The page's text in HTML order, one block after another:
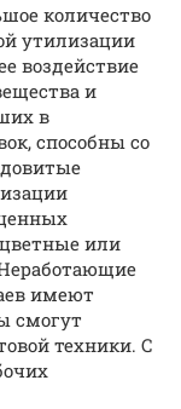
количество
утилизации
воздействие
и
в
способны со
или
имеют
смогут
техники. С